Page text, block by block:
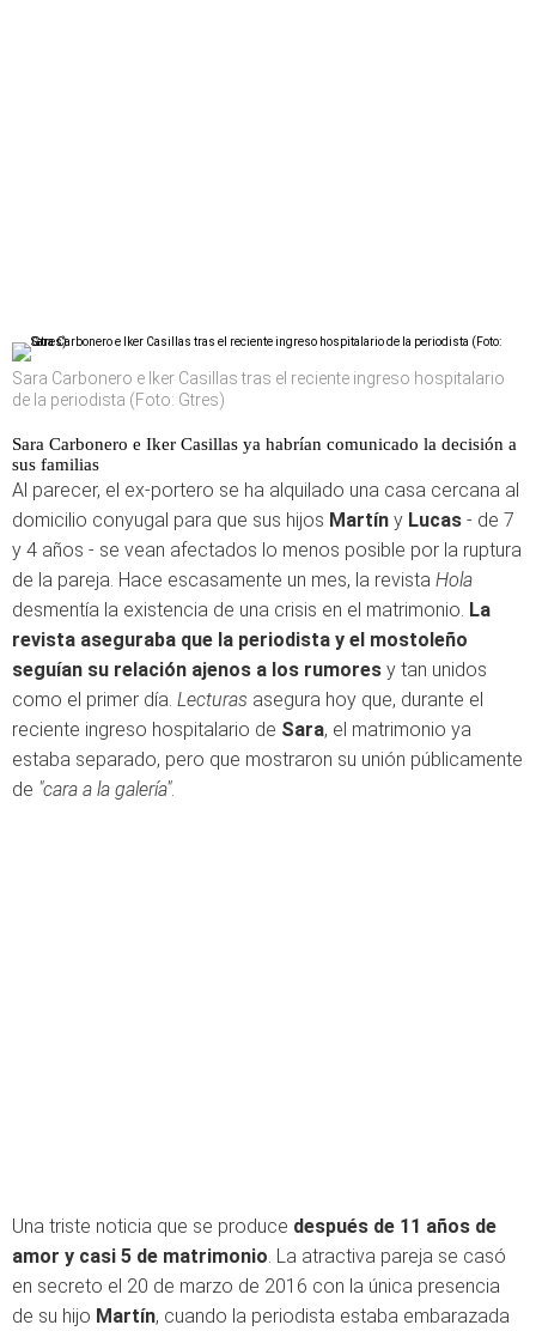
Sara Carbonero e Iker Casillas tras el reciente ingreso hospitalario
de la periodista (Foto: Gtres)
Sara Carbonero e Iker Casillas ya habrían comunicado la decisión a
sus familias
Al parecer, el ex-portero se ha alquilado una casa cercana al
domicilio conyugal para que sus hijos Martín y Lucas - de 7
y 4 años - se vean afectados lo menos posible por la ruptura
de la pareja. Hace escasamente un mes, la revista Hola
desmentía la existencia de una crisis en el matrimonio. La
revista aseguraba que la periodista y el mostoleño
seguían su relación ajenos a los rumores y tan unidos
como el primer día. Lecturas asegura hoy que, durante el
reciente ingreso hospitalario de Sara, el matrimonio ya
estaba separado, pero que mostraron su unión públicamente
de "cara a la galería".
Una triste noticia que se produce después de 11 años de
amor y casi 5 de matrimonio. La atractiva pareja se casó
en secreto el 20 de marzo de 2016 con la única presencia
de su hijo Martín, cuando la periodista estaba embarazada